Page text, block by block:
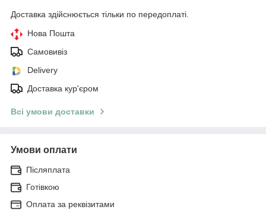
Доставка здійснюється тільки по передоплаті.
Нова Пошта
Самовивіз
Delivery
Доставка кур'єром
Всі умови доставки
Умови оплати
Післяплата
Готівкою
Оплата за реквізитами